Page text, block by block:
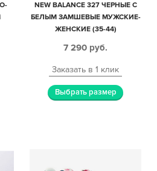
NEW BALANCE 327 ЧЕРНЫЕ С
БЕЛЫМ ЗАМШЕВЫЕ МУЖСКИЕ-
ЖЕНСКИЕ (35-44)
7 290 руб.
Заказать в 1 клик
Выбрать размер